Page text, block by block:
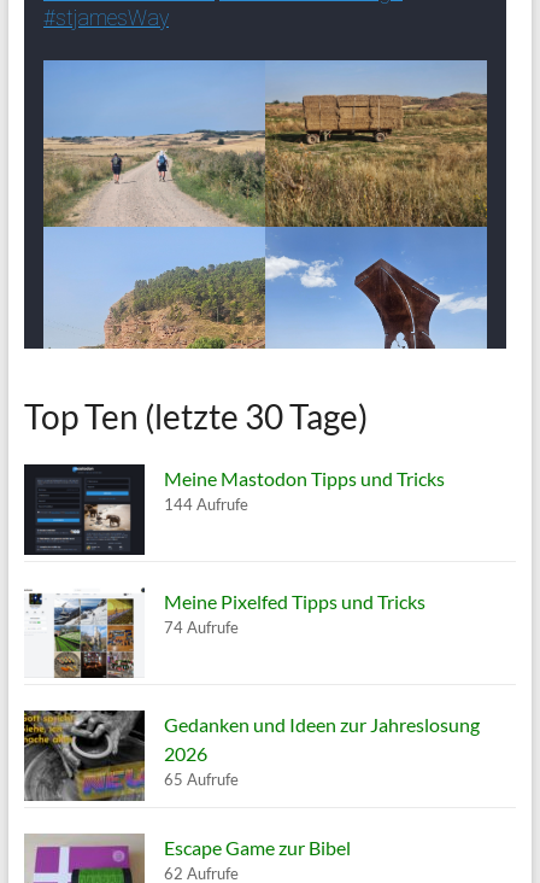
Top Ten (letzte 30 Tage)
Meine Mastodon Tipps und Tricks
144 Aufrufe
Meine Pixelfed Tipps und Tricks
74 Aufrufe
Gedanken und Ideen zur Jahreslosung
2026
65 Aufrufe
Escape Game zur Bibel
62 Aufrufe